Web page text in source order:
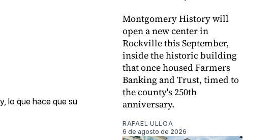
lo que hace que su
Montgomery History will
open a new center in
Rockville this September,
inside the historic building
that once housed Farmers
Banking and Trust, timed to
the county's 250th
anniversary.
RAFAEL ULLOA
6 de agosto de 2026